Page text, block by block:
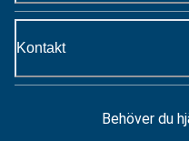
Kontakt
Behöver du